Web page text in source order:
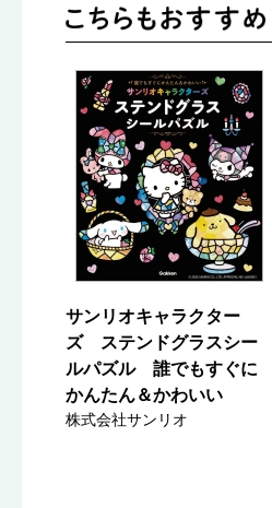
サンリオキャラクター
ズ ステンドグラスシー
ルパズル 誰でもすぐに
かんたん＆かわいい
株式会社サンリオ